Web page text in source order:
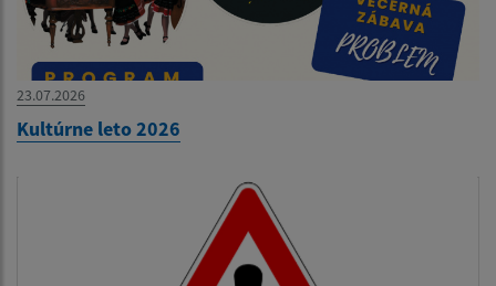
23.07.2026
Kultúrne leto 2026